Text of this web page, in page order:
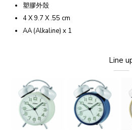
塑膠外殼
4 X 9.7 X .55 cm
AA (Alkaline) x 1
Line